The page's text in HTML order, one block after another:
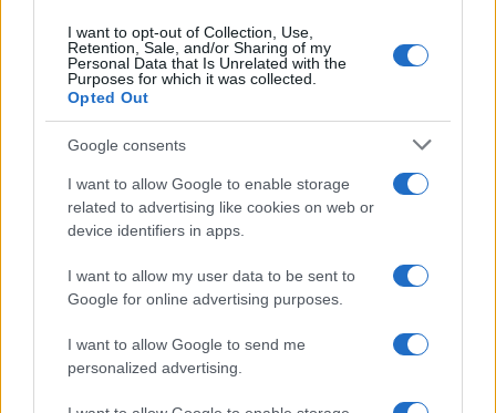
I want to opt-out of Collection, Use,
Retention, Sale, and/or Sharing of my
Personal Data that Is Unrelated with the
Purposes for which it was collected.
Opted Out
Google consents
I want to allow Google to enable storage
related to advertising like cookies on web or
device identifiers in apps.
I want to allow my user data to be sent to
Google for online advertising purposes.
I want to allow Google to send me
personalized advertising.
Come abbinare le scarpe arancioni: consigli e
ispirazioni per l’estate 2026